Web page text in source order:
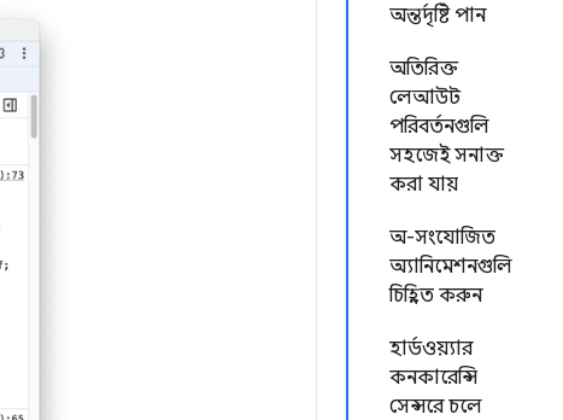
অন্তর্দৃষ্টি পান
অতিরিক্ত
লেআউট
পরিবর্তনগুলি
সহজেই সনাক্ত
করা যায়
অ-সংযোজিত
অ্যানিমেশনগুলি
চিহ্নিত করুন
হার্ডওয়্যার
কনকারেন্সি
সেন্সরে চলে